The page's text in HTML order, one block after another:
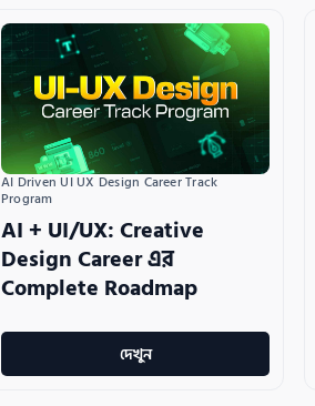
AI Driven UI UX Design Career Track
Program
AI + UI/UX: Creative
Design Career এর
Complete Roadmap
দেখুন